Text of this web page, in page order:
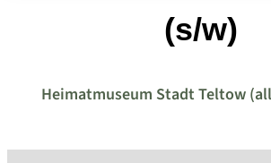
(s/w)
Heimatmuseum Stadt Teltow